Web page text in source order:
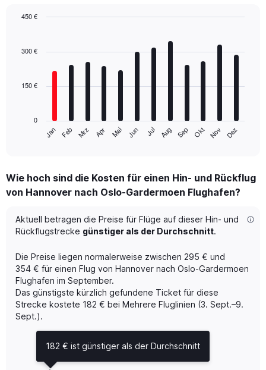
with
The
Range:
12
The
chart
has
Y
axis
displaying
values.
Range:
0
Jan Feb Mrz Apr Mai Jun Jul Aug Sep Okt Nov Dez
0
150 €
300 €
450 €
Wie hoch sind die Kosten für einen Hin- und Rückflug
von Hannover nach Oslo-Gardermoen Flughafen?
Aktuell betragen die Preise für Flüge auf dieser Hin- und
Rückflugstrecke günstiger als der Durchschnitt.
Die Preise liegen normalerweise zwischen 295 € und
354 € für einen Flug von Hannover nach Oslo-Gardermoen
Flughafen im September.
Das günstigste kürzlich gefundene Ticket für diese
Strecke kostete 182 € bei Mehrere Fluglinien (3. Sept.–9.
Sept.).
182 € ist günstiger als der Durchschnitt